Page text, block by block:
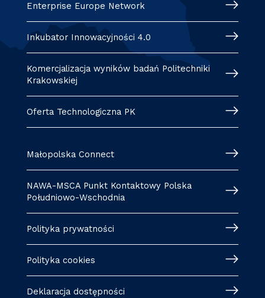
Enterprise Europe Network
Inkubator Innowacyjności 4.0
Komercjalizacja wyników badań Politechniki
Krakowskiej
Oferta Technologiczna PK
Małopolska Connect
NAWA-MSCA Punkt Kontaktowy Polska
Południowo-Wschodnia
Polityka prywatności
Polityka cookies
Deklaracja dostępności